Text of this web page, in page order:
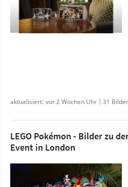
aktualisiert: vor 2 Wochen Uhr | 31 Bilder
LEGO Pokémon - Bilder zu
Event in London